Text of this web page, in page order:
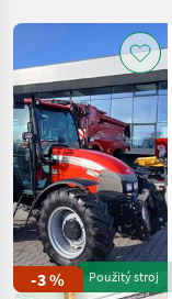
Kategorie 4
AKTUÁLNÍ
CESTA
poľnohospodárska
technika
Traktory
Tradicny
Traktor
Obnovit
-3 % Použitý stroj